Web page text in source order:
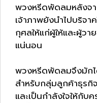
พวงหรีดพัดลมหลังจ
เจ้าภาพยังนำไปบริจ
กุศลให้แก่ผู้ให้และผู้ว
แน่นอน
พวงหรีดพัดลมจึงมัก
สำหรับกลุ่มลูกค้าธุร
และเป็นกำลังใจให้กั